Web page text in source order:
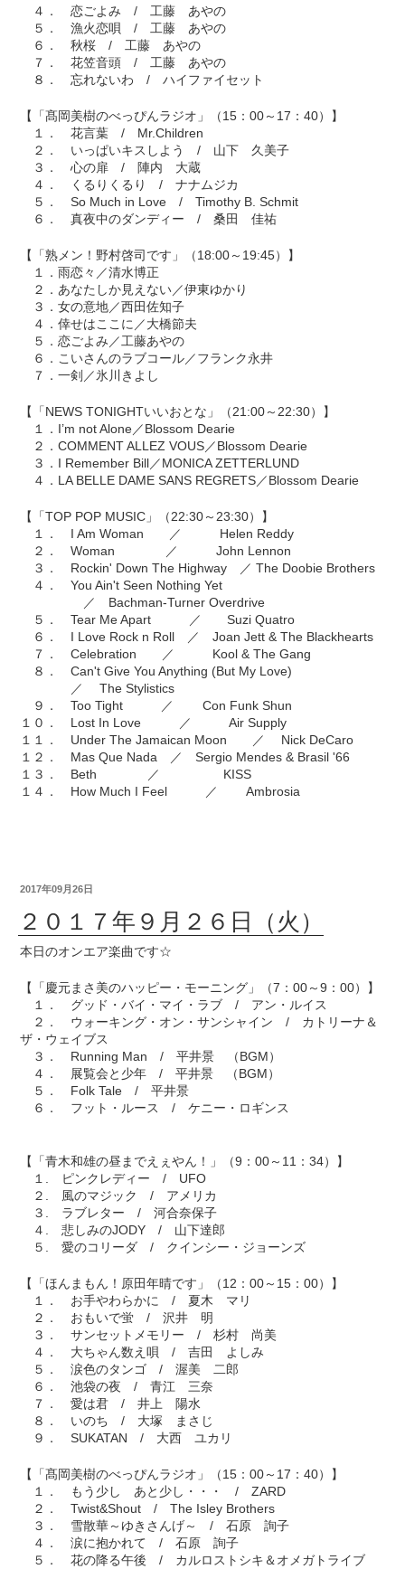
４． 恋ごよみ / 工藤 あやの
５． 漁火恋唄 / 工藤 あやの
６． 秋桜 / 工藤 あやの
７． 花笠音頭 / 工藤 あやの
８． 忘れないわ / ハイファイセット
【「髙岡美樹のべっぴんラジオ」（15：00～17：40）】
１． 花言葉 / Mr.Children
２． いっぱいキスしよう / 山下 久美子
３． 心の扉 / 陣内 大蔵
４． くるりくるり / ナナムジカ
５． So Much in Love / Timothy B. Schmit
６． 真夜中のダンディー / 桑田 佳祐
【「熟メン！野村啓司です」（18:00～19:45）】
１．雨恋々／清水博正
２．あなたしか見えない／伊東ゆかり
３．女の意地／西田佐知子
４．倖せはここに／大橋節夫
５．恋ごよみ／工藤あやの
６．こいさんのラブコール／フランク永井
７．一剣／氷川きよし
【「NEWS TONIGHTいいおとな」（21:00～22:30）】
１．I’m not Alone／Blossom Dearie
２．COMMENT ALLEZ VOUS／Blossom Dearie
３．I Remember Bill／MONICA ZETTERLUND
４．LA BELLE DAME SANS REGRETS／Blossom Dearie
【「TOP POP MUSIC」（22:30～23:30）】
１． I Am Woman ／ Helen Reddy
２． Woman ／ John Lennon
３． Rockin' Down The Highway ／ The Doobie Brothers
４． You Ain't Seen Nothing Yet
／ Bachman-Turner Overdrive
５． Tear Me Apart ／ Suzi Quatro
６． I Love Rock n Roll ／ Joan Jett & The Blackhearts
７． Celebration ／ Kool & The Gang
８． Can't Give You Anything (But My Love)
／ The Stylistics
９． Too Tight ／ Con Funk Shun
１０． Lost In Love ／ Air Supply
１１． Under The Jamaican Moon ／ Nick DeCaro
１２． Mas Que Nada ／ Sergio Mendes & Brasil '66
１３． Beth ／ KISS
１４． How Much I Feel ／ Ambrosia
2017年09月26日
２０１７年９月２６日（火）
本日のオンエア楽曲です☆
【「慶元まさ美のハッピー・モーニング」（7：00～9：00）】
１． グッド・バイ・マイ・ラブ / アン・ルイス
２． ウォーキング・オン・サンシャイン / カトリーナ＆
ザ・ウェイブス
３． Running Man / 平井景 （BGM）
４． 展覧会と少年 / 平井景 （BGM）
５． Folk Tale / 平井景
６． フット・ルース / ケニー・ロギンス
【「青木和雄の昼までえぇやん！」（9：00～11：34）】
１. ピンクレディー / UFO
２. 風のマジック / アメリカ
３. ラブレター / 河合奈保子
４. 悲しみのJODY / 山下達郎
５. 愛のコリーダ / クインシー・ジョーンズ
【「ほんまもん！原田年晴です」（12：00～15：00）】
１． お手やわらかに / 夏木 マリ
２． おもいで蛍 / 沢井 明
３． サンセットメモリー / 杉村 尚美
４． 大ちゃん数え唄 / 吉田 よしみ
５． 涙色のタンゴ / 渥美 二郎
６． 池袋の夜 / 青江 三奈
７． 愛は君 / 井上 陽水
８． いのち / 大塚 まさじ
９． SUKATAN / 大西 ユカリ
【「髙岡美樹のべっぴんラジオ」（15：00～17：40）】
１． もう少し あと少し・・・ / ZARD
２． Twist&Shout / The Isley Brothers
３． 雪散華～ゆきさんげ～ / 石原 詢子
４． 涙に抱かれて / 石原 詢子
５． 花の降る午後 / カルロストシキ＆オメガトライブ